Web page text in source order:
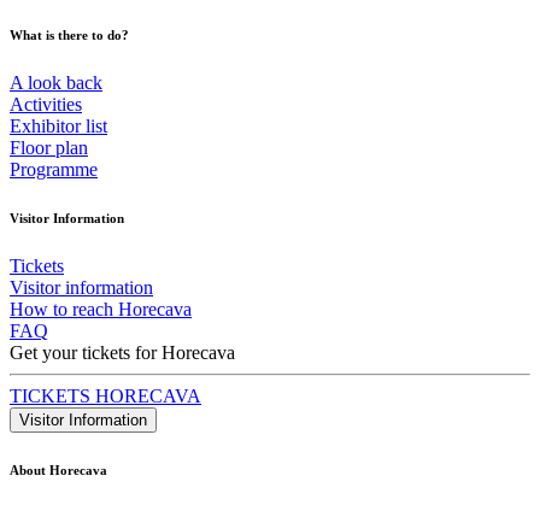
What is there to do?
A look back
Activities
Exhibitor list
Floor plan
Programme
Visitor Information
Tickets
Visitor information
How to reach Horecava
FAQ
Get your tickets for Horecava
TICKETS HORECAVA
Visitor Information
About Horecava